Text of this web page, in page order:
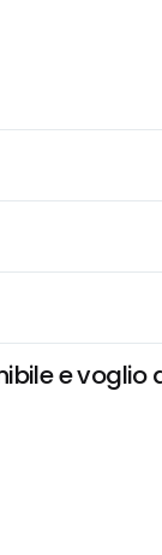
e voglio